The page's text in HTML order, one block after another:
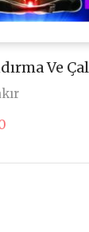
Ve
₺476.00.